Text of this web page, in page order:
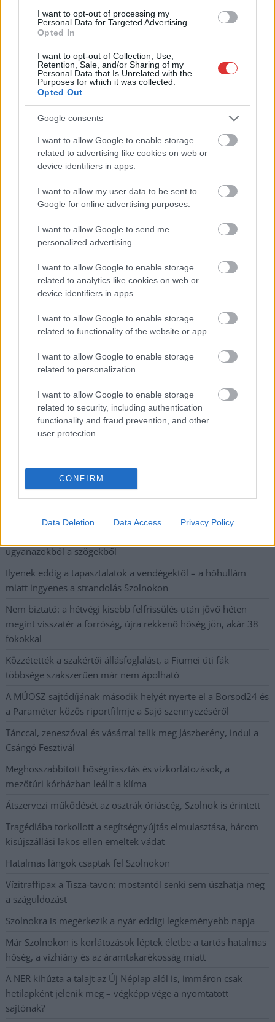
I want to opt-out of processing my
Personal Data for Targeted Advertising.
Opted In
I want to opt-out of Collection, Use,
Retention, Sale, and/or Sharing of my
Personal Data that Is Unrelated with the
Purposes for which it was collected.
Opted Out
Google consents
I want to allow Google to enable storage
related to advertising like cookies on web or
device identifiers in apps.
I want to allow my user data to be sent to
Google for online advertising purposes.
I want to allow Google to send me
personalized advertising.
I want to allow Google to enable storage
related to analytics like cookies on web or
device identifiers in apps.
I want to allow Google to enable storage
related to functionality of the website or app.
I want to allow Google to enable storage
related to personalization.
I want to allow Google to enable storage
related to security, including authentication
functionality and fraud prevention, and other
user protection.
CONFIRM
Data Deletion Data Access Privacy Policy
Adja meg keresztnevét:
Adja
meg e-mail címét:
Megismertem és elfogadom aGDPR-szabályzat
Nem szeretne lemaradni semmiről? Csak egy kattintás, és hírlevelünk a
legfrissebb információkkal és exkluzív tartalmakkal hétről hétre
A SZOL24 legfrissebb 24 cikke
Pénteken újra csökken a benzin és a gázolaj ára is
Csendélet 5.0: alig balesetveszélyes lépcső és remek
állapotban levő buszmegálló mutatja, hogy Szolnok mennyire
Napokon belül megválasztja az új köztársasági elnököt az
Országgyűlés
Kiterjedt tüzek pusztítanak az országban, köztük Karcagon
Harmadfokú hőségriasztás az országban: Szolnokon klímát
javítottak, helikoptereket is bevetettek a tüzeknél
A zárkában rosszul lett, elájult – ilyen körülményekről
számoltak be a szolnoki börtönből
Váratlan fennakadás borította fel a Szolnok–Kecskemét
vasútvonal közlekedését
Csődbe ment a tószegi Accell Hunland, a hazai
kerékpárgyártás meghatározó szereplője
Egyszer fent, egyszer lent, így festett a Duna a két évvel
ugyanazokból a szögekből
Ilyenek eddig a tapasztalatok a vendégektől – a hőhullám
miatt ingyenes a strandolás Szolnokon
Nem biztató: a hétvégi kisebb felfrissülés után jövő héten
megint visszatér a forróság, újra rekkenő hőség jön, akár 38
fokokkal
Közzétették a szakértői állásfoglalást, a Fiumei úti fák
többsége szakszerűen már nem ápolható
A MÚOSZ sajtódíjának második helyét nyerte el a Borsod24 és
a Paraméter közös riportfilmje a Sajó szennyezéséről
Tánccal, zeneszóval és vásárral telik meg Jászberény, indul a
Csángó Fesztivál
Meghosszabbított hőségriasztás és vízkorlátozások, a
mezőtúri kórházban leállt a klíma
Átszervezi működését az osztrák óriáscég, Szolnok is érintett
Tragédiába torkollott a segítségnyújtás elmulasztása, három
kisújszállási lakos ellen emeltek vádat
Hatalmas lángok csaptak fel Szolnokon
Vízitraffipax a Tisza-tavon: mostantól senki sem úszhatja meg
a száguldozást
Szolnokra is megérkezik a nyár eddigi legkeményebb napja
Már Szolnokon is korlátozások léptek életbe a tartós hatalmas
hőség, a vízhiány és az áramtakarékosság miatt
A NER kihúzta a talajt az Új Néplap alól is, immáron csak
hetilapként jelenik meg – végképp vége a nyomtatott
sajtónak?